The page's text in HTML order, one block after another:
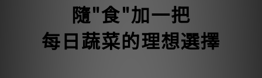
隨"食"加一把
每日蔬菜的理想選擇